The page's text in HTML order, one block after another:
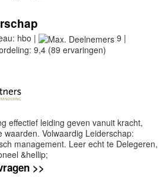
hbo |
9 |
9,4 (89 ervaringen)
effectief leiding geven vanuit kracht,
waarden. Volwaardig Leiderschap:
management. Leer echt te Delegeren,
&hellip;
>>